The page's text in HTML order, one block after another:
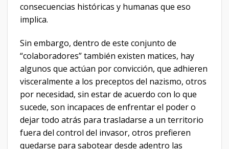
consecuencias históricas y humanas que eso
implica.
Sin embargo, dentro de este conjunto de
“colaboradores” también existen matices, hay
algunos que actúan por convicción, que adhieren
visceralmente a los preceptos del nazismo, otros
por necesidad, sin estar de acuerdo con lo que
sucede, son incapaces de enfrentar el poder o
dejar todo atrás para trasladarse a un territorio
fuera del control del invasor, otros prefieren
quedarse para sabotear desde adentro las